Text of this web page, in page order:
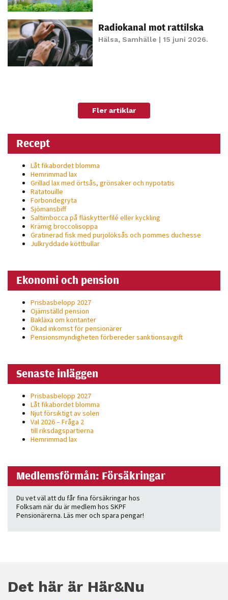
Radiokanal mot rattilska
Hälsa, Samhälle | 15 juni 2026.
Fler artiklar
Recept
Låt fikabordet blomma
Hemrimmad lax
Grillad lax med örtsås, grönsaker och nypotatis
Ratatouille
Forbondegryta
Sjömansbiff
Saltimbocca på fläsk­ytterfilé eller kyckling
Krämig broccolisoppa
Gratinerad fisk med purjolöksås och pommes duchesse
Julkryddade köttbullar
Ekonomi och pension
Prisbasbelopp 2027
Ojämställd pension
Bakläxa om kontanter
Ökad inkomst för pensionärer
Pensionsmyndigheten förbereder sanktionsavgift
Senaste inläggen
Prisbasbelopp 2027
Låt fikabordet blomma
Njut försiktigt av solen
Val 2026 – Fråga 2
till riksdagspartierna
Hemrimmad lax
Medlemsförmån: Försäkringar
Du vet väl att du får fina försäkringar hos
Folksam när du är medlem hos SKPF
Pensionärerna. Läs mer och spara pengar!
Det här är Här&Nu
de här
kakorna
Marknadsföring
beteende när du
personligt
anpassat innehåll